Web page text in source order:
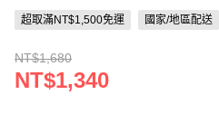
超取滿NT$1,500免運 國家/地區配送
NT$1,680
NT$1,340